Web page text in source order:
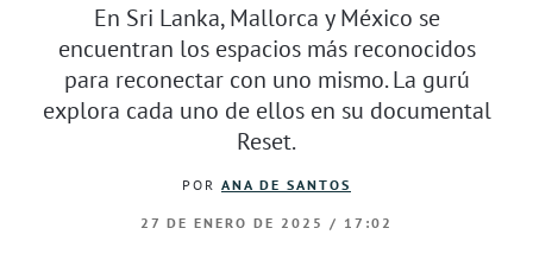
En Sri Lanka, Mallorca y México se
encuentran los espacios más reconocidos
para reconectar con uno mismo. La gurú
explora cada uno de ellos en su documental
Reset.
POR ANA DE SANTOS
27 DE ENERO DE 2025 / 17:02